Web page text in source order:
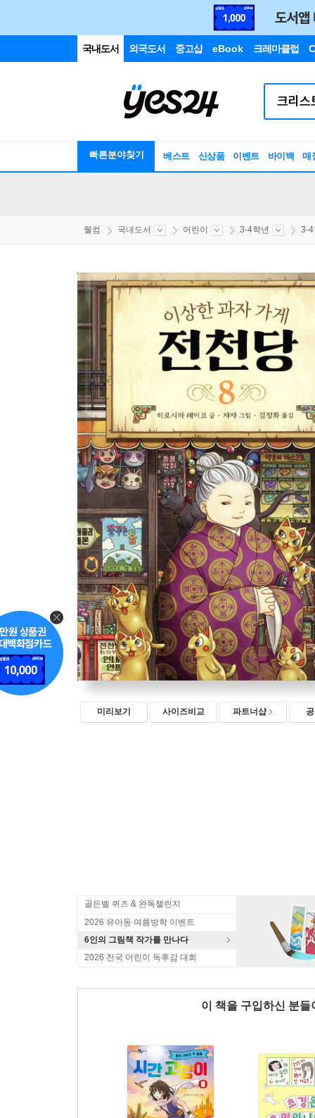
국내도서 외국도서 중고샵 eBook 크레마클럽
빠른분야찾기 베스트 신상품 이벤트 바이백 매
웰컴 국내도서 어린이 3-4학년 3-4
미리보기 사이즈비교 파트너샵
골든벨 퀴즈 & 완독챌린지
2026 유아동 여름방학 이벤트
6인의 그림책 작가를 만나다
2026 전국 어린이 독후감 대회
이 책을 구입하신 분